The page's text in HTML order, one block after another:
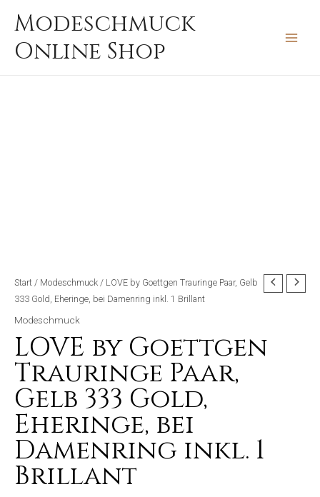
Inhalt
springen
Modeschmuck
Online Shop
Start / Modeschmuck / LOVE by Goettgen Trauringe Paar, Gelb
333 Gold, Eheringe, bei Damenring inkl. 1 Brillant
Modeschmuck
LOVE by Goettgen
Trauringe Paar,
Gelb 333 Gold,
Eheringe, bei
Damenring inkl. 1
Brillant